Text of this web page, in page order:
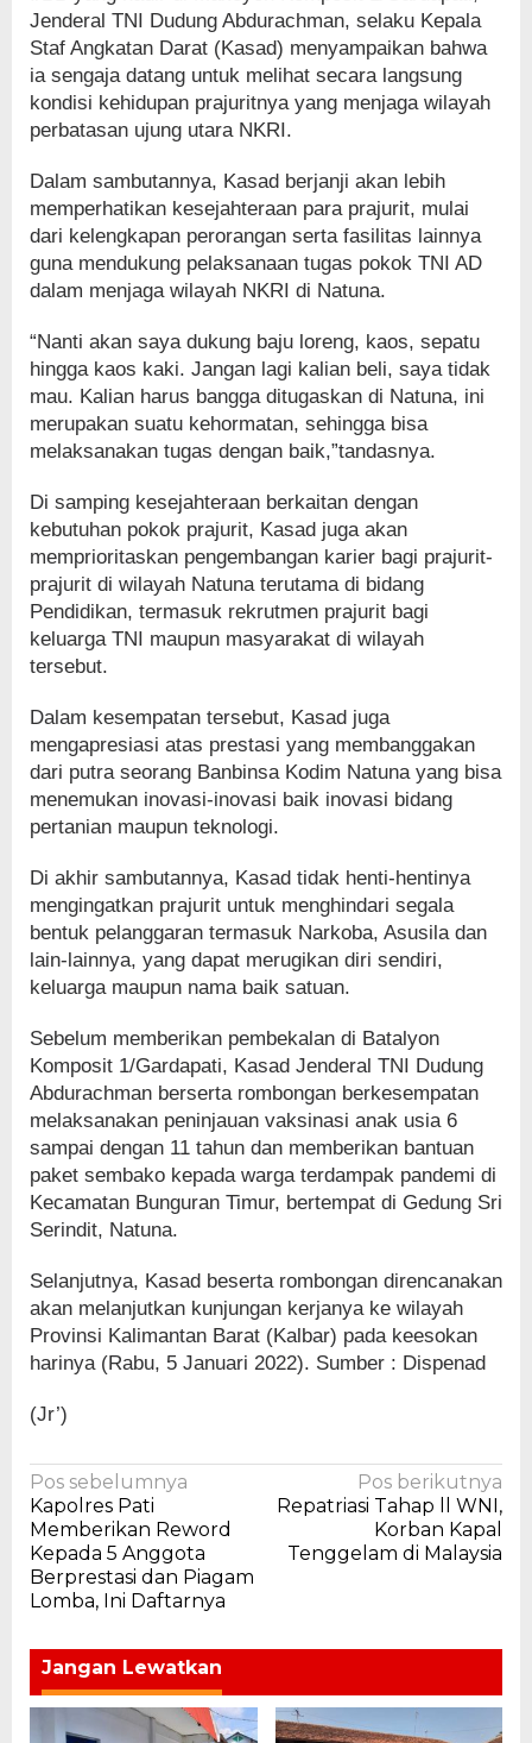
Jenderal TNI Dudung Abdurachman, selaku Kepala
Staf Angkatan Darat (Kasad) menyampaikan bahwa
ia sengaja datang untuk melihat secara langsung
kondisi kehidupan prajuritnya yang menjaga wilayah
perbatasan ujung utara NKRI.
Dalam sambutannya, Kasad berjanji akan lebih
memperhatikan kesejahteraan para prajurit, mulai
dari kelengkapan perorangan serta fasilitas lainnya
guna mendukung pelaksanaan tugas pokok TNI AD
dalam menjaga wilayah NKRI di Natuna.
“Nanti akan saya dukung baju loreng, kaos, sepatu
hingga kaos kaki. Jangan lagi kalian beli, saya tidak
mau. Kalian harus bangga ditugaskan di Natuna, ini
merupakan suatu kehormatan, sehingga bisa
melaksanakan tugas dengan baik,”tandasnya.
Di samping kesejahteraan berkaitan dengan
kebutuhan pokok prajurit, Kasad juga akan
memprioritaskan pengembangan karier bagi prajurit-
prajurit di wilayah Natuna terutama di bidang
Pendidikan, termasuk rekrutmen prajurit bagi
keluarga TNI maupun masyarakat di wilayah
tersebut.
Dalam kesempatan tersebut, Kasad juga
mengapresiasi atas prestasi yang membanggakan
dari putra seorang Banbinsa Kodim Natuna yang bisa
menemukan inovasi-inovasi baik inovasi bidang
pertanian maupun teknologi.
Di akhir sambutannya, Kasad tidak henti-hentinya
mengingatkan prajurit untuk menghindari segala
bentuk pelanggaran termasuk Narkoba, Asusila dan
lain-lainnya, yang dapat merugikan diri sendiri,
keluarga maupun nama baik satuan.
Sebelum memberikan pembekalan di Batalyon
Komposit 1/Gardapati, Kasad Jenderal TNI Dudung
Abdurachman berserta rombongan berkesempatan
melaksanakan peninjauan vaksinasi anak usia 6
sampai dengan 11 tahun dan memberikan bantuan
paket sembako kepada warga terdampak pandemi di
Kecamatan Bunguran Timur, bertempat di Gedung Sri
Serindit, Natuna.
Selanjutnya, Kasad beserta rombongan direncanakan
akan melanjutkan kunjungan kerjanya ke wilayah
Provinsi Kalimantan Barat (Kalbar) pada keesokan
harinya (Rabu, 5 Januari 2022). Sumber : Dispenad
(Jr’)
Navigasi
pos
Pos sebelumnya
Kapolres Pati
Memberikan Reword
Kepada 5 Anggota
Berprestasi dan Piagam
Lomba, Ini Daftarnya
Pos berikutnya
Repatriasi Tahap ll WNI,
Korban Kapal
Tenggelam di Malaysia
Jangan Lewatkan